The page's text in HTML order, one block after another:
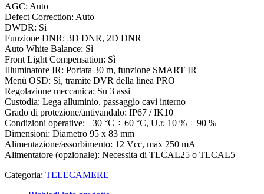
AGC: Auto
Defect Correction: Auto
DWDR: Sì
Funzione DNR: 3D DNR, 2D DNR
Auto White Balance: Sì
Front Light Compensation: Sì
Illuminatore IR: Portata 30 m, funzione SMART IR
Menù OSD: Sì, tramite DVR della linea PRO
Regolazione meccanica: Su 3 assi
Custodia: Lega alluminio, passaggio cavi interno
Grado di protezione/antivandalo: IP67 / IK10
Condizioni operative: −30 °C ÷ 60 °C, U.r. 10 % ÷ 90 %
Dimensioni: Diametro 95 x 83 mm
Alimentazione/assorbimento: 12 Vcc, max 250 mA
Alimentatore (opzionale): Necessita di TLCAL25 o TLCAL5
Categoria: TELECAMERE